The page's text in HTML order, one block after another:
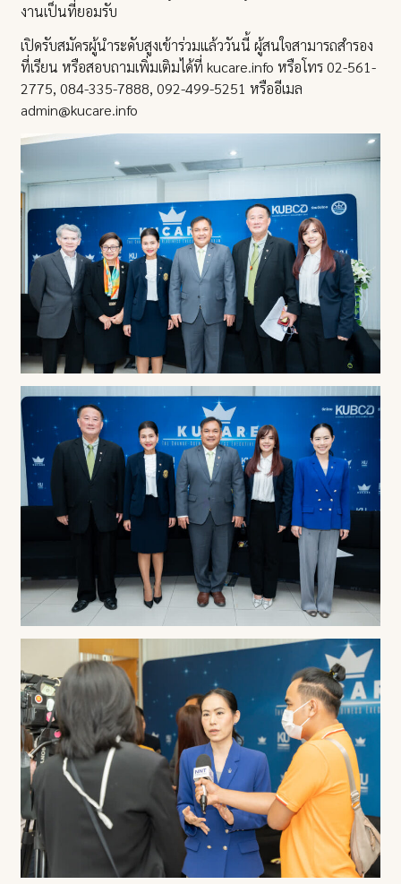
งานเป็นที่ยอมรับ
เปิดรับสมัครผู้นำระดับสูงเข้าร่วมแล้ววันนี้ ผู้สนใจสามารถสำรอง
ที่เรียน หรือสอบถามเพิ่มเติมได้ที่ kucare.info หรือโทร 02-561-
2775, 084-335-7888, 092-499-5251 หรืออีเมล
admin@kucare.info